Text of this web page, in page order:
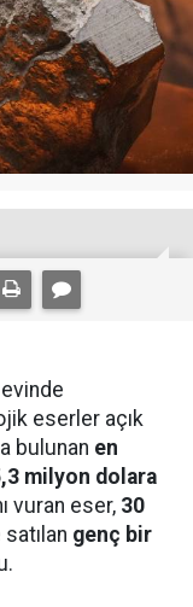
eserler açık
bulunan en
milyon dolara
vuran eser, 30
genç bir